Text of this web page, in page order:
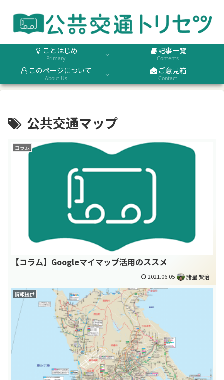
ことはじめ
Primary
記事一覧
Contents
このページについて
About Us
ご意見箱
Contact
公共交通マップ
コラム
【コラム】Googleマイマップ活用のススメ
2021.06.05 諸星 賢治
情報提供